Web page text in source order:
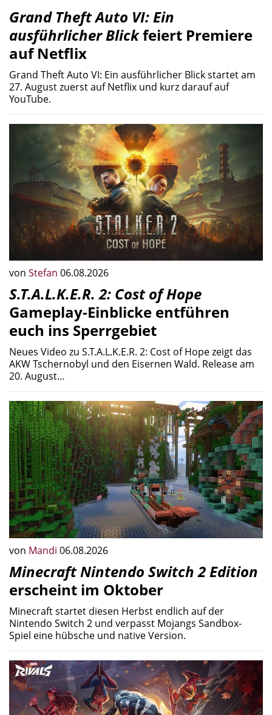
Grand Theft Auto VI: Ein
ausführlicher Blickfeiert Premiere
auf Netflix
Grand Theft Auto VI: Ein ausführlicher Blick startet am
27. August zuerst auf Netflix und kurz darauf auf
YouTube.
von Stefan 06.08.2026
S.T.A.L.K.E.R. 2: Cost of Hope
Gameplay-Einblicke entführen
euch ins Sperrgebiet
Neues Video zu S.T.A.L.K.E.R. 2: Cost of Hope zeigt das
AKW Tschernobyl und den Eisernen Wald. Release am
20. August…
von Mandi 06.08.2026
Minecraft Nintendo Switch 2 Edition
erscheint im Oktober
Minecraft startet diesen Herbst endlich auf der
Nintendo Switch 2 und verpasst Mojangs Sandbox-
Spiel eine hübsche und native Version.